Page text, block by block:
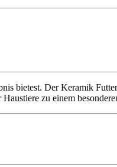
bietest. Der Keramik
zu einem